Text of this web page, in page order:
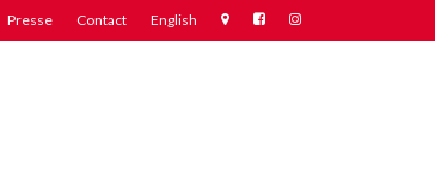
Presse Contact English